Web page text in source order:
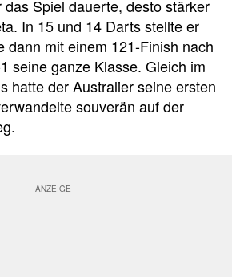
Spiel dauerte, desto stärker
In 15 und 14 Darts stellte er
dann mit einem 121-Finish nach
seine ganze Klasse. Gleich im
hatte der Australier seine ersten
souverän auf der